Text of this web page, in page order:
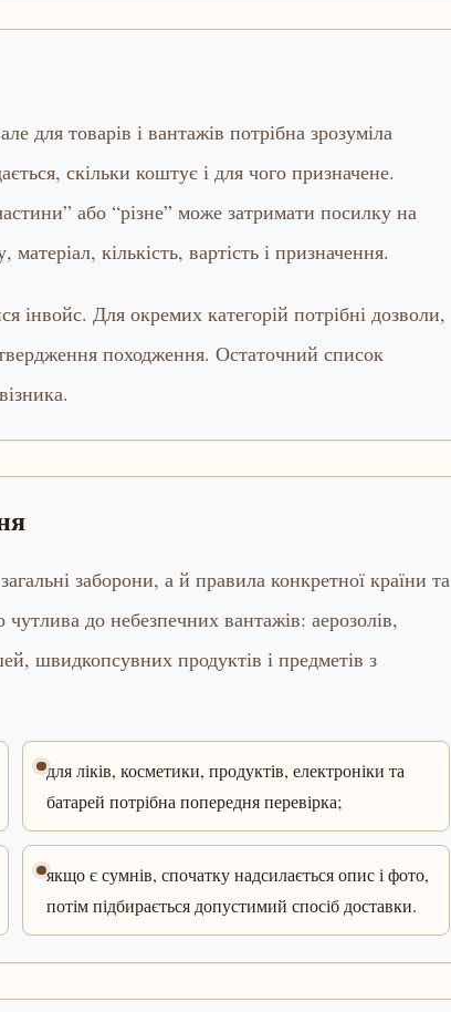
для товарів і вантажів потрібна зрозуміла
скільки коштує і для чого призначене.
або “різне” може затримати посилку на
кількість, вартість і призначення.
інвойс. Для окремих категорій потрібні дозволи,
походження. Остаточний список
заборони, а й правила конкретної країни та
до небезпечних вантажів: аерозолів,
швидкопсувних продуктів і предметів з
для ліків, косметики, продуктів, електроніки та
батарей потрібна попередня перевірка;
якщо є сумнів, спочатку надсилається опис і фото,
потім підбирається допустимий спосіб доставки.